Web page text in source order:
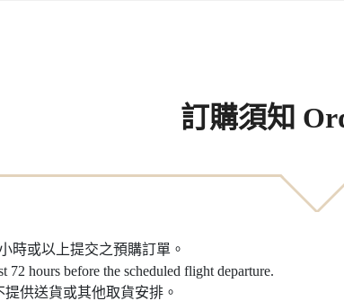
訂購須知
時或以上提交之預購訂單。
72 hours before the scheduled flight departure.
供送貨或其他取貨安排。